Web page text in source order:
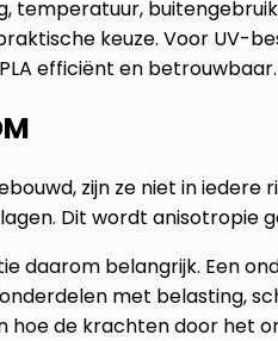
temperatuur,
keuze. Voor UV-
efficiënt en betrouwbaar.
zijn ze niet in iedere
Dit wordt anisotropie
daarom belangrijk. Een
met belasting,
de krachten door het